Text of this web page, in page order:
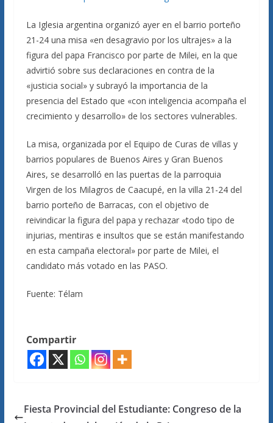
La Iglesia argentina organizó ayer en el barrio porteño
21-24 una misa «en desagravio por los ultrajes» a la
figura del papa Francisco por parte de Milei, en la que
advirtió sobre sus declaraciones en contra de la
«justicia social» y subrayó la importancia de la
presencia del Estado que «con inteligencia acompaña el
crecimiento y desarrollo» de los sectores vulnerables.
La misa, organizada por el Equipo de Curas de villas y
barrios populares de Buenos Aires y Gran Buenos
Aires, se desarrolló en las puertas de la parroquia
Virgen de los Milagros de Caacupé, en la villa 21-24 del
barrio porteño de Barracas, con el objetivo de
reivindicar la figura del papa y rechazar «todo tipo de
injurias, mentiras e insultos que se están manifestando
en esta campaña electoral» por parte de Milei, el
candidato más votado en las PASO.
Fuente: Télam
Compartir
Fiesta Provincial del Estudiante: Congreso de la